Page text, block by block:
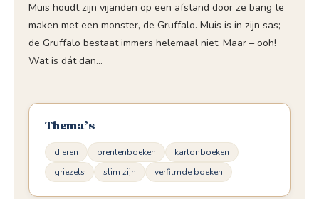
Muis houdt zijn vijanden op een afstand door ze bang te
maken met een monster, de Gruffalo. Muis is in zijn sas;
de Gruffalo bestaat immers helemaal niet. Maar – ooh!
Wat is dát dan…
Thema’s
dieren prentenboeken
kartonboeken
griezels
slim zijn verfilmde boeken